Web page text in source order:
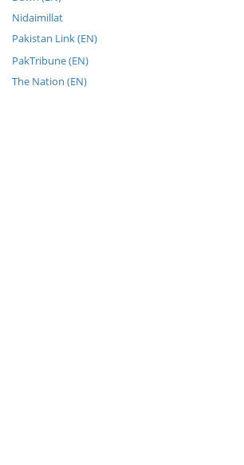
Nidaimillat
Pakistan Link (EN)
PakTribune (EN)
The Nation (EN)